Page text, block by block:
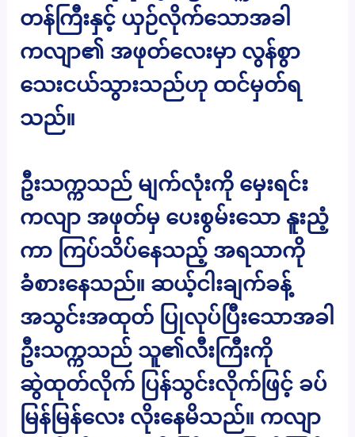
တန်ကြီးနှင့် ယှဉ်လိုက်သောအခါ
ကလျာ၏ အဖုတ်လေးမှာ လွန်စွာ
သေးငယ်သွားသည်ဟု ထင်မှတ်ရ
သည်။
ဦးသက္ကသည် မျက်လုံးကို မှေးရင်း
ကလျာ အဖုတ်မှ ပေးစွမ်းသော နူးညံ့
ကာ ကြပ်သိပ်နေသည့် အရသာကို
ခံစားနေသည်။ ဆယ့်ငါးချက်ခန့်
အသွင်းအထုတ် ပြုလုပ်ပြီးသောအခါ
ဦးသက္ကသည် သူ၏လီးကြီးကို
ဆွဲထုတ်လိုက် ပြန်သွင်းလိုက်ဖြင့် ခပ်
မြန်မြန်လေး လိုးနေမိသည်။ ကလျာ